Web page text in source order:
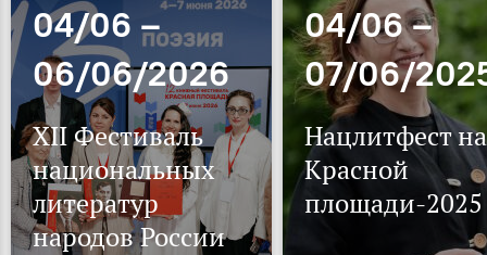
04/06 –
06/06/2026
XII Фестиваль
национальных
литератур
народов России
04/06 –
07/06/
Нацлитфест на
Красной
площади-2025